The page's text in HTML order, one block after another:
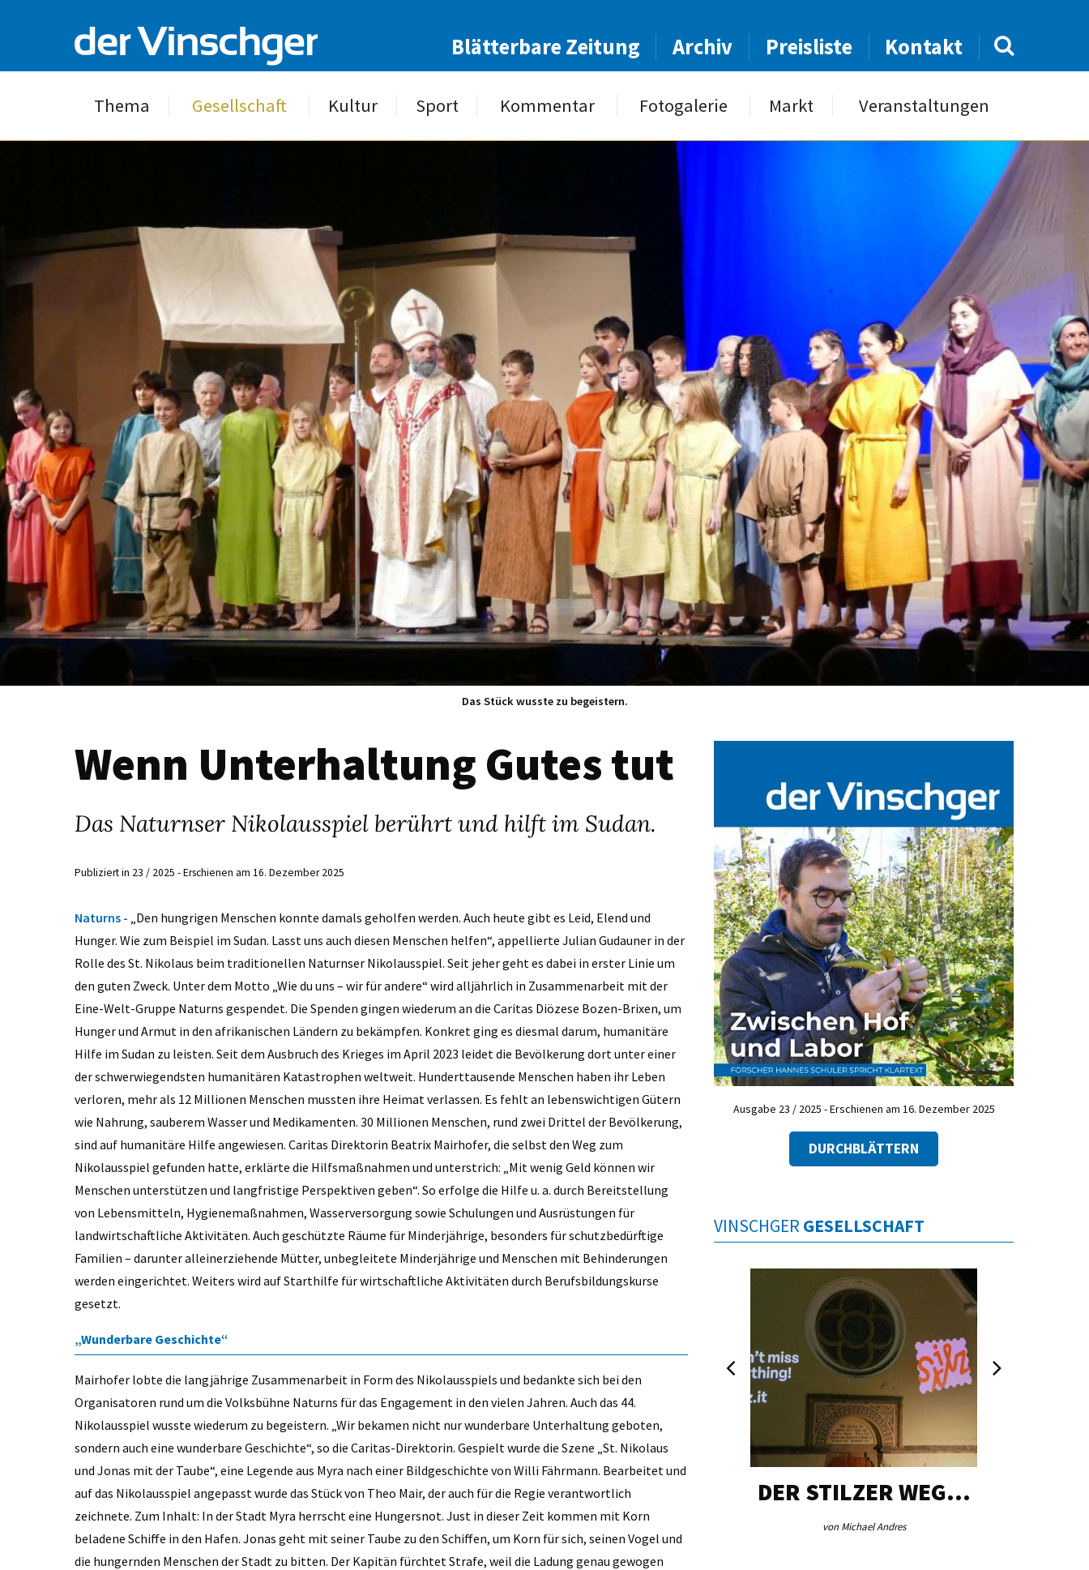
Blätterbare Zeitung Archiv Preisliste Kontakt
Thema Gesellschaft Kultur Sport Kommentar Fotogalerie Markt Veranstaltungen
Das Stück wusste zu begeistern.
Wenn Unterhaltung Gutes tut
Das Naturnser Nikolausspiel berührt und hilft im Sudan.
Publiziert in 23 / 2025 - Erschienen am 16. Dezember 2025
Naturns - „Den hungrigen Menschen konnte damals geholfen werden. Auch heute gibt es Leid, Elend und
Hunger. Wie zum Beispiel im Sudan. Lasst uns auch diesen Menschen helfen“, appellierte Julian Gudauner in der
Rolle des St. Nikolaus beim traditionellen Naturnser Nikolausspiel. Seit jeher geht es dabei in erster Linie um
den guten Zweck. Unter dem Motto „Wie du uns – wir für andere“ wird alljährlich in Zusammenarbeit mit der
Eine-Welt-Gruppe Naturns gespendet. Die Spenden gingen wiederum an die Caritas Diözese Bozen-Brixen, um
Hunger und Armut in den afrikanischen Ländern zu bekämpfen. Konkret ging es diesmal darum, humanitäre
Hilfe im Sudan zu leisten. Seit dem Ausbruch des Krieges im April 2023 leidet die Bevölkerung dort unter einer
der schwerwiegendsten humanitären Katastrophen weltweit. Hunderttausende Menschen haben ihr Leben
verloren, mehr als 12 Millionen Menschen mussten ihre Heimat verlassen. Es fehlt an lebenswichtigen Gütern
wie Nahrung, sauberem Wasser und Medikamenten. 30 Millionen Menschen, rund zwei Drittel der Bevölkerung,
sind auf humanitäre Hilfe angewiesen. Caritas Direktorin Beatrix Mairhofer, die selbst den Weg zum
Nikolausspiel gefunden hatte, erklärte die Hilfsmaßnahmen und unterstrich: „Mit wenig Geld können wir
Menschen unterstützen und langfristige Perspektiven geben“. So erfolge die Hilfe u. a. durch Bereitstellung
von Lebensmitteln, Hygienemaßnahmen, Wasserversorgung sowie Schulungen und Ausrüstungen für
landwirtschaftliche Aktivitäten. Auch geschützte Räume für Minderjährige, besonders für schutzbedürftige
Familien – darunter alleinerziehende Mütter, unbegleitete Minderjährige und Menschen mit Behinderungen
werden eingerichtet. Weiters wird auf Starthilfe für wirtschaftliche Aktivitäten durch Berufsbildungskurse
gesetzt.
„Wunderbare Geschichte“
Mairhofer lobte die langjährige Zusammenarbeit in Form des Nikolausspiels und bedankte sich bei den
Organisatoren rund um die Volksbühne Naturns für das Engagement in den vielen Jahren. Auch das 44.
Nikolausspiel wusste wiederum zu begeistern. „Wir bekamen nicht nur wunderbare Unterhaltung geboten,
sondern auch eine wunderbare Geschichte“, so die Caritas-Direktorin. Gespielt wurde die Szene „St. Nikolaus
und Jonas mit der Taube“, eine Legende aus Myra nach einer Bildgeschichte von Willi Fährmann. Bearbeitet und
auf das Nikolausspiel angepasst wurde das Stück von Theo Mair, der auch für die Regie verantwortlich
zeichnete. Zum Inhalt: In der Stadt Myra herrscht eine Hungersnot. Just in dieser Zeit kommen mit Korn
beladene Schiffe in den Hafen. Jonas geht mit seiner Taube zu den Schiffen, um Korn für sich, seinen Vogel und
die hungernden Menschen der Stadt zu bitten. Der Kapitän fürchtet Strafe, weil die Ladung genau gewogen
Ausgabe 23 / 2025 - Erschienen am 16. Dezember 2025
DURCHBLÄTTERN
VINSCHGER GESELLSCHAFT
DER STILZER WEG…
von Michael Andres